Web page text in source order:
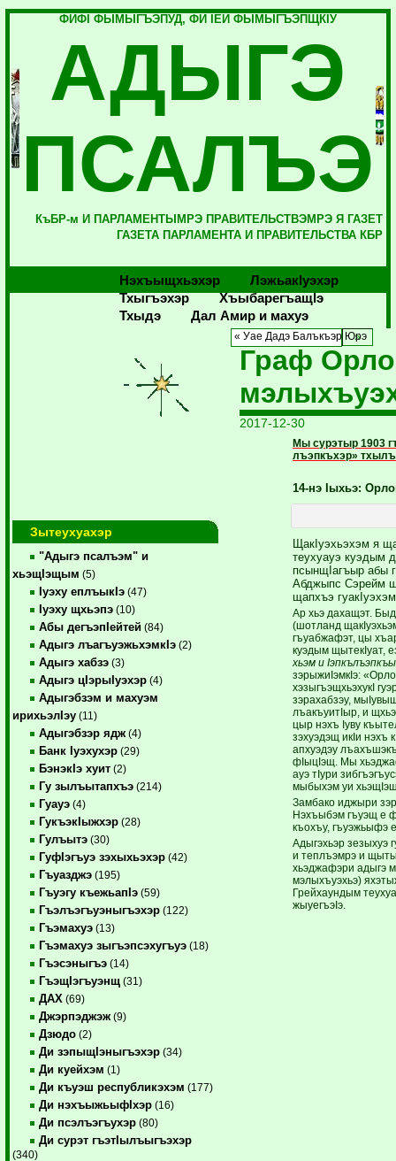
ФИФI ФЫМЫГЪЭПУД, ФИ IЕЙ ФЫМЫГЪЭПЩКIУ
АДЫГЭ
ПСАЛЪЭ
КъБР-м И ПАРЛАМЕНТЫМРЭ ПРАВИТЕЛЬСТВЭМРЭ Я ГАЗЕТ
ГАЗЕТА ПАРЛАМЕНТА И ПРАВИТЕЛЬСТВА КБР
Нэхъыщхьэхэр
Лэжьакlуэхэр
Тхыгъэхэр
Хъыбарегъащlэ
Тхыдэ
Дал Амир и махуэ
Зытеухуахэр
"Адыгэ псалъэм" и
хьэщIэщым (5)
Iуэху еплъыкIэ (47)
Iуэху щхьэпэ (10)
Абы дегъэпIейтей (84)
Адыгэ лъагъуэжьхэмкIэ (2)
Адыгэ хабзэ (3)
Адыгэ цIэрыIуэхэр (4)
Адыгэбзэм и махуэм
ирихьэлIэу (11)
Адыгэбзэр ядж (4)
Банк Iуэхухэр (29)
БэнэкIэ хуит (2)
Гу зылъытапхъэ (214)
Гуауэ (4)
ГукъэкIыжхэр (28)
Гулъытэ (30)
ГуфIэгъуэ зэхыхьэхэр (42)
Гъуазджэ (195)
Гъуэгу къежьапIэ (59)
Гъэлъэгъуэныгъэхэр (122)
Гъэмахуэ (13)
Гъэмахуэ зыгъэпсэхугъуэ (18)
Гъэсэныгъэ (14)
ГъэщIэгъуэнщ (31)
ДАХ (69)
Джэрпэджэж (9)
Дзюдо (2)
Ди зэпыщIэныгъэхэр (34)
Ди куейхэм (1)
Ди къуэш республикэхэм (177)
Ди нэхъыжьыфIхэр (16)
Ди псэлъэгъухэр (80)
Ди сурэт гъэтIылъыгъэхэр
(340)
« Уае Дадэ Балъкъэр Юрэ
Граф
2017-12-30
Мы сурэтыр 1903
лъэпкъхэр»
14-нэ Iыхьэ:
ЩакIуэхьэхэм я
теухуауэ куэдым
псынщIагъыр абы
Абджыпс Сэрейм
щапхъэ
Ар хьэ дахащэт.
(шотланд
гъуабжафэт, цы
куэдым щытекIуат,
хьэм и
зэрыжиIэмкIэ:
хэзыгъэщхьэхукI
зэрахабзэу,
лъакъуитIыр, и
цыр нэхъ Iуву
зэхуэдэщ икIи
апхуэдэу
фIыцIэщ. Мы
ауэ тIури
мыбыхэм уи
Замбако иджыри
Нэхъыбэм гъуэщ е
къохъу, гъуэжьыфэ
Адыгэхьэр зезыхуэ
и теплъэмрэ и
хьэджафэри адыгэ
мэлыхъуэхьэ)
Грейхаундым
жыуегъэIэ.